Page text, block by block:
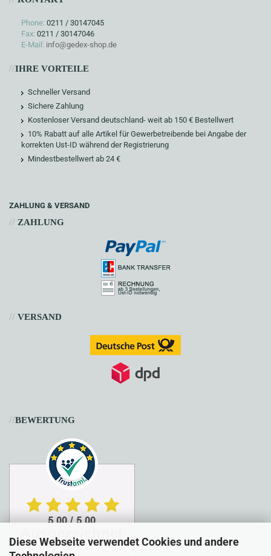
Diese Webseite verwendet Cookies und andere
Phone: 0211 / 30147045
Fax: 0211 / 30147046
E-Mail: info@gedex-shop.de
//IHRE VORTEILE
Schneller Versand
Sichere Zahlung
Kostenloser Versand deutschland- weit ab 150 € Bestellwert
10% Rabatt auf alle Artikel für Gewerbetreibende bei Angabe der
korrekten Ust-ID während der Registrierung
Mindestbestellwert ab 24 €
ZAHLUNG & VERSAND
// ZAHLUNG
// VERSAND
//BEWERTUNG